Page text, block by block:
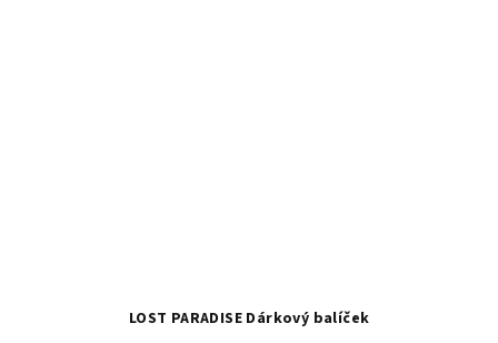
LOST PARADISE Dárkový balíček